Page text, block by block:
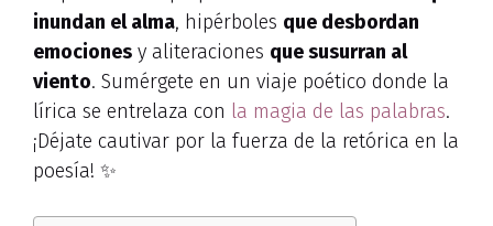
inundan el alma, hipérboles que desbordan
emociones y aliteraciones que susurran al
viento. Sumérgete en un viaje poético donde la
lírica se entrelaza con la magia de las palabras.
¡Déjate cautivar por la fuerza de la retórica en la
poesía! ✨